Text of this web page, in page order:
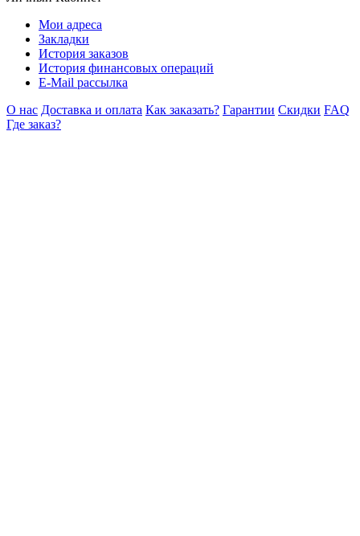
Мои адреса
Закладки
История заказов
История финансовых операций
E-Mail рассылка
О нас Доставка и оплата Как заказать? Гарантии Скидки FAQ
Где заказ?